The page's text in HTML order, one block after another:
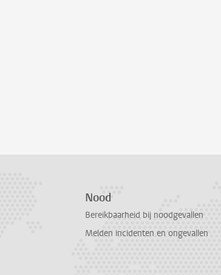
Nood
Bereikbaarheid bij noodgevallen
Melden incidenten en ongevallen